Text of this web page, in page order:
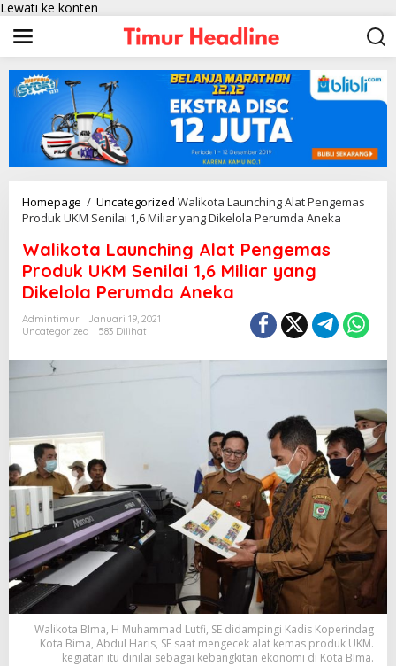
Lewati ke konten
Homepage / Uncategorized Walikota Launching Alat Pengemas
Produk UKM Senilai 1,6 Miliar yang Dikelola Perumda Aneka
Walikota Launching Alat Pengemas
Produk UKM Senilai 1,6 Miliar yang
Dikelola Perumda Aneka
Admintimur
Januari 19, 2021
Uncategorized
583 Dilihat
Walikota BIma, H Muhammad Lutfi, SE didampingi Kadis Koperindag
Kota Bima, Abdul Haris, SE saat mengecek alat kemas produk UKM.
kegiatan itu dinilai sebagai kebangkitan ekonomi di Kota BIma.